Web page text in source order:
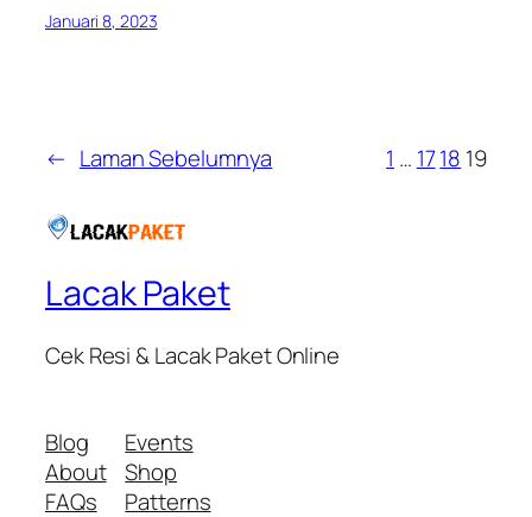
Januari 8, 2023
← Laman Sebelumnya 1 … 1718 19
Lacak Paket
Cek Resi & Lacak Paket Online
Blog
About
FAQs
Events
Shop
Patterns